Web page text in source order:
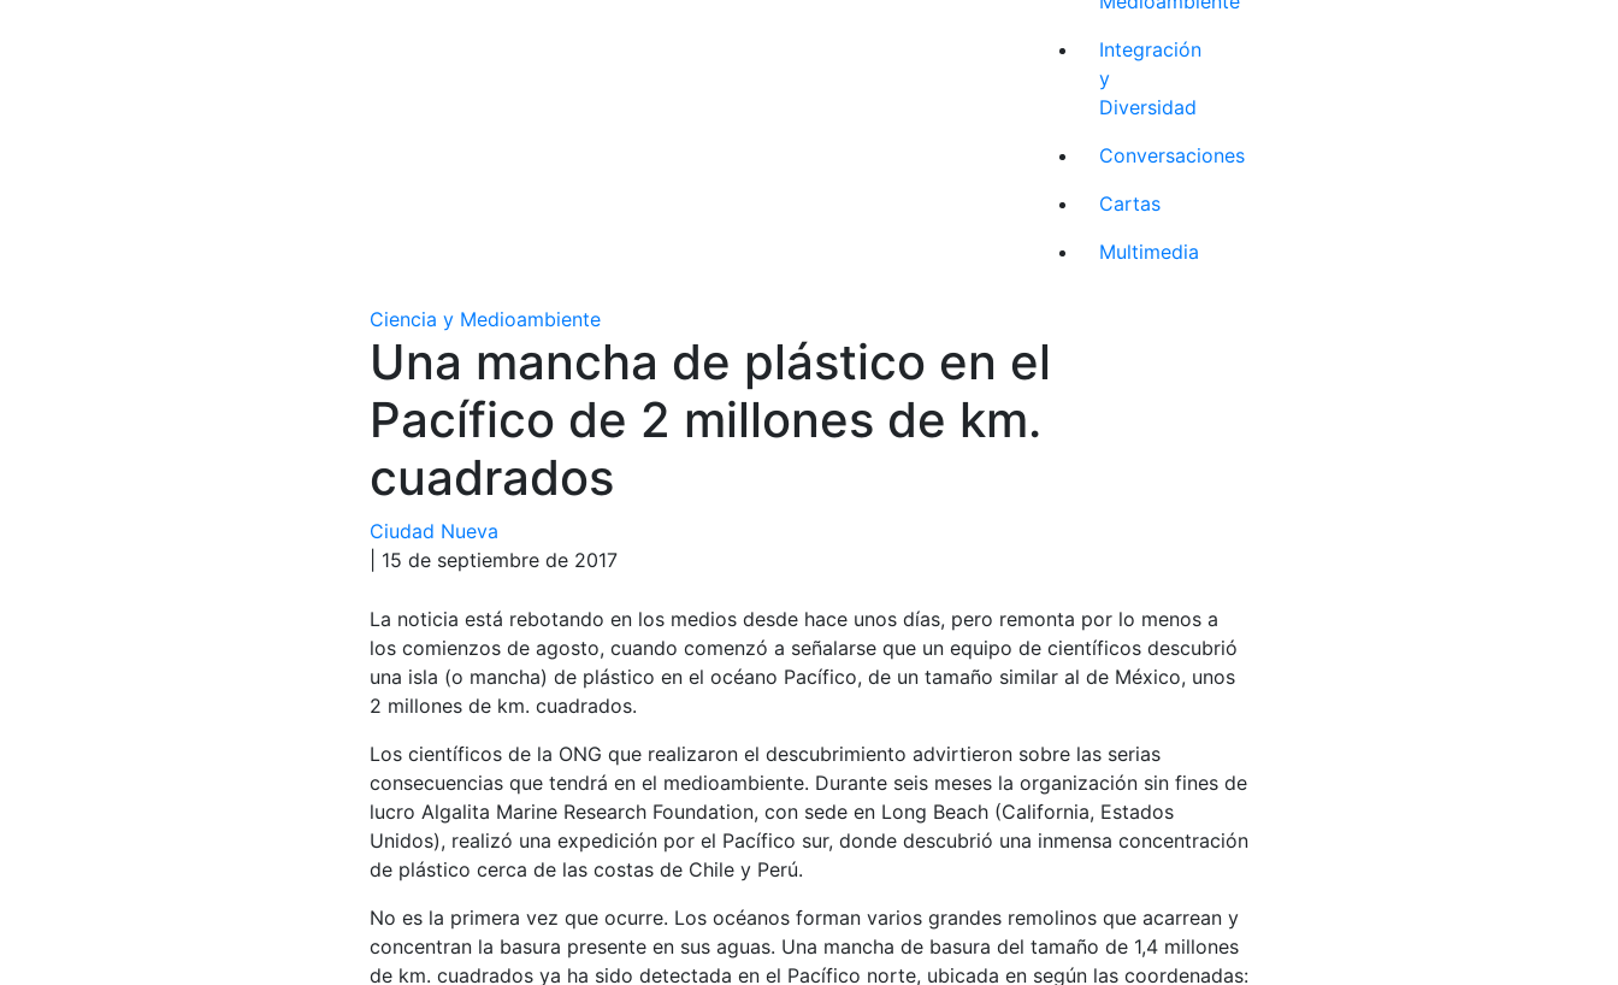
Integración
y
Diversidad
Conversaciones
Cartas
Multimedia
Ciencia y Medioambiente
Una mancha de plástico en el
Pacífico de 2 millones de km.
cuadrados
Ciudad Nueva
| 15 de septiembre de 2017
La noticia está rebotando en los medios desde hace unos días, pero remonta por lo menos a
los comienzos de agosto, cuando comenzó a señalarse que un equipo de científicos descubrió
una isla (o mancha) de plástico en el océano Pacífico, de un tamaño similar al de México, unos
2 millones de km. cuadrados.
Los científicos de la ONG que realizaron el descubrimiento advirtieron sobre las serias
consecuencias que tendrá en el medioambiente. Durante seis meses la organización sin fines de
lucro Algalita Marine Research Foundation, con sede en Long Beach (California, Estados
Unidos), realizó una expedición por el Pacífico sur, donde descubrió una inmensa concentración
de plástico cerca de las costas de Chile y Perú.
No es la primera vez que ocurre. Los océanos forman varios grandes remolinos que acarrean y
concentran la basura presente en sus aguas. Una mancha de basura del tamaño de 1,4 millones
de km. cuadrados ya ha sido detectada en el Pacífico norte, ubicada en según las coordenadas: